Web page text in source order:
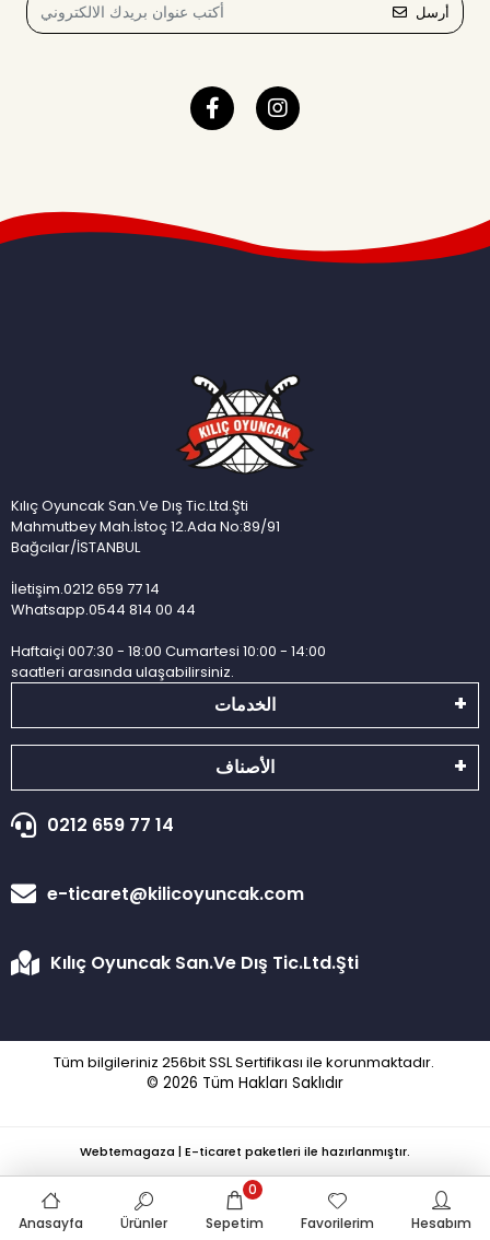
أرسل
Kılıç Oyuncak San.Ve Dış Tic.Ltd.Şti
Mahmutbey Mah.İstoç 12.Ada No:89/91
Bağcılar/İSTANBUL
İletişim.0212 659 77 14
Whatsapp.0544 814 00 44
Haftaiçi 007:30 - 18:00 Cumartesi 10:00 - 14:00
saatleri arasında ulaşabilirsiniz.
الخدمات
الأصناف
0212 659 77 14
e-ticaret@kilicoyuncak.com
Kılıç Oyuncak San.Ve Dış Tic.Ltd.Şti
Tüm bilgileriniz 256bit SSL Sertifikası ile korunmaktadır.
© 2026 Tüm Hakları Saklıdır
Anasayfa Ürünler Sepetim
0
Favorilerim
Hesabım
Webtemagaza | E-ticaret paketleri ile hazırlanmıştır.